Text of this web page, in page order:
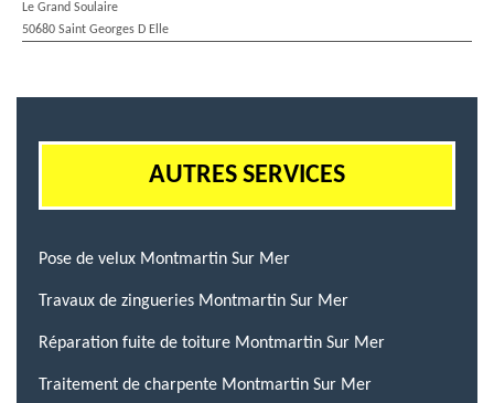
Le Grand Soulaire
50680 Saint Georges D Elle
AUTRES SERVICES
Pose de velux Montmartin Sur Mer
Travaux de zingueries Montmartin Sur Mer
Réparation fuite de toiture Montmartin Sur Mer
Traitement de charpente Montmartin Sur Mer